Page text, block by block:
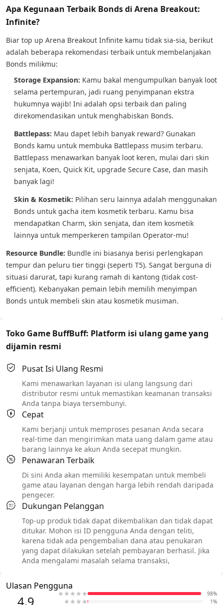
Apa Kegunaan Terbaik Bonds di Arena Breakout:
Infinite?
Biar top up Arena Breakout Infinite kamu tidak sia-sia, berikut
adalah beberapa rekomendasi terbaik untuk membelanjakan
Bonds milikmu:
Storage Expansion: Kamu bakal mengumpulkan banyak loot
selama pertempuran, jadi ruang penyimpanan ekstra
hukumnya wajib! Ini adalah opsi terbaik dan paling
direkomendasikan untuk menghabiskan Bonds.
Battlepass: Mau dapet lebih banyak reward? Gunakan
Bonds kamu untuk membuka Battlepass musim terbaru.
Battlepass menawarkan banyak loot keren, mulai dari skin
senjata, Koen, Quick Kit, upgrade Secure Case, dan masih
banyak lagi!
Skin & Kosmetik: Pilihan seru lainnya adalah menggunakan
Bonds untuk gacha item kosmetik terbaru. Kamu bisa
mendapatkan Charm, skin senjata, dan item kosmetik
lainnya untuk memperkeren tampilan Operator-mu!
Resource Bundle: Bundle ini biasanya berisi perlengkapan
tempur dan peluru tier tinggi (seperti T5). Sangat berguna di
situasi darurat, tapi kurang ramah di kantong (tidak cost-
efficient). Kebanyakan pemain lebih memilih menyimpan
Bonds untuk membeli skin atau kosmetik musiman.
Toko Game BuffBuff: Platform isi ulang game yang
dijamin resmi
Pusat Isi Ulang Resmi
Kami menawarkan layanan isi ulang langsung dari
distributor resmi untuk memastikan keamanan transaksi
Anda tanpa biaya tersembunyi.
Cepat
Kami berjanji untuk memproses pesanan Anda secara
real-time dan mengirimkan mata uang dalam game atau
barang lainnya ke akun Anda secepat mungkin.
Penawaran Terbaik
Di sini Anda akan memiliki kesempatan untuk membeli
game atau layanan dengan harga lebih rendah daripada
pengecer.
Dukungan Pelanggan
Top-up produk tidak dapat dikembalikan dan tidak dapat
ditukar. Mohon isi ID pengguna Anda dengan teliti,
karena tidak ada pengembalian dana atau penukaran
yang dapat dilakukan setelah pembayaran berhasil. Jika
Anda mengalami masalah selama transaksi,
Ulasan Pengguna
4.9
98%
1%